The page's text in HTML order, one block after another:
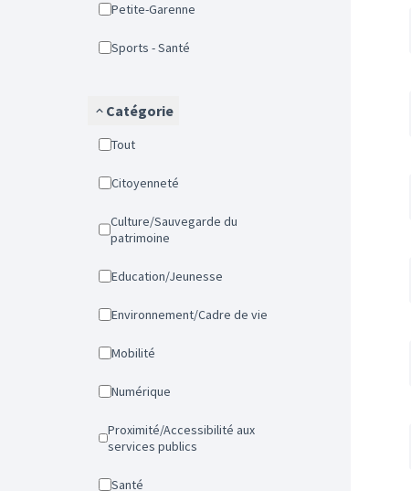
Petite-Garenne
Sports - Santé
Catégorie
Tout
Citoyenneté
Culture/Sauvegarde du
patrimoine
Education/Jeunesse
Environnement/Cadre de vie
Mobilité
Numérique
Proximité/Accessibilité aux
services publics
Santé